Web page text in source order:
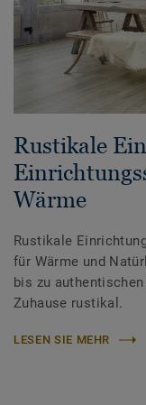
Rustikale
Wärme
Rustikale
für Wärme und
bis zu
Zuhause rustikal.
LESEN SIE MEHR